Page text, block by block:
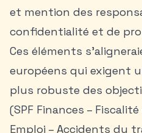
et mention des
confidentialité et de
Ces éléments
européens qui exigent
plus robuste des
(SPF Finances –
Emploi – Accidents du